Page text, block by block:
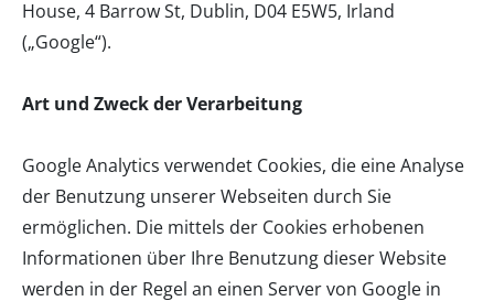
House, 4 Barrow St, Dublin, D04 E5W5, Irland
(„Google“).
Art und Zweck der Verarbeitung
Google Analytics verwendet Cookies, die eine Analyse
der Benutzung unserer Webseiten durch Sie
ermöglichen. Die mittels der Cookies erhobenen
Informationen über Ihre Benutzung dieser Website
werden in der Regel an einen Server von Google in